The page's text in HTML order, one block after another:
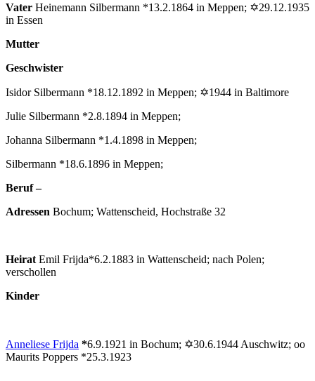
Vater Heinemann Silbermann *13.2.1864 in Meppen; ✡29.12.1935
in Essen
Mutter
Geschwister
Isidor Silbermann *18.12.1892 in Meppen; ✡1944 in Baltimore
Julie Silbermann *2.8.1894 in Meppen;
Johanna Silbermann *1.4.1898 in Meppen;
Silbermann *18.6.1896 in Meppen;
Beruf –
Adressen Bochum; Wattenscheid, Hochstraße 32
Heirat Emil Frijda*6.2.1883 in Wattenscheid; nach Polen;
verschollen
Kinder
Anneliese Frijda *6.9.1921 in Bochum; ✡30.6.1944 Auschwitz; oo
Maurits Poppers *25.3.1923